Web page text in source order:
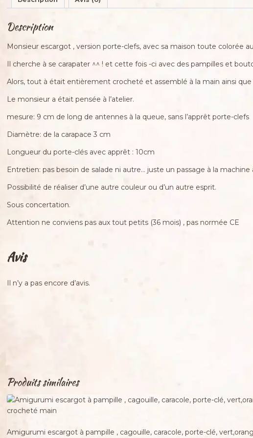
Description
Monsieur escargot , version porte-clefs, avec sa maison toute colorée
Il cherche à se carapater ^^ ! et cette fois -ci avec des pampilles et
Alors, tout à était entièrement crocheté et assemblé à la main ainsi
Le monsieur a était pensée à l’atelier.
mesure: 9 cm de long de antennes à la queue, sans l’apprêt porte-clefs
Diamètre: de la carapace 3 cm
Longueur du porte-clés avec apprêt : 10cm
Entretien: pas besoin de salade ni autre… juste un passage à la
Possibilité de réaliser d’une autre couleur ou d’un autre esprit.
Sous concertation.
Attention ne conviens pas aux tout petits (36 mois) , pas normée CE
Avis
Il n’y a pas encore d’avis.
Produits similaires
Adopté
Amigurumi escargot à pampille , cagouille, caracole, porte-clé,